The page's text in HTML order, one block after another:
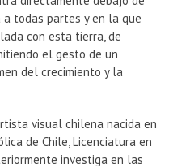
a todas partes y en la que
con esta tierra, de
el gesto de un
del crecimiento y la
visual chilena nacida en
de Chile, Licenciatura en
investiga en las